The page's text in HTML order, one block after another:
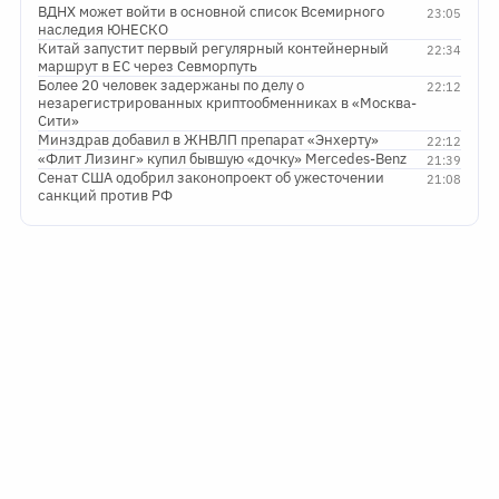
23:05
ВДНХ может войти в основной список Всемирного
наследия ЮНЕСКО
22:34
Китай запустит первый регулярный контейнерный
маршрут в ЕС через Севморпуть
22:12
Более 20 человек задержаны по делу о
незарегистрированных криптообменниках в «Москва-
Сити»
22:12
Минздрав добавил в ЖНВЛП препарат «Энхерту»
21:39
«Флит Лизинг» купил бывшую «дочку» Mercedes-Benz
21:08
Сенат США одобрил законопроект об ужесточении
санкций против РФ